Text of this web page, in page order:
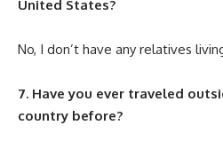
United States?
No, I don’t have any relatives
7. Have you ever traveled
country before?